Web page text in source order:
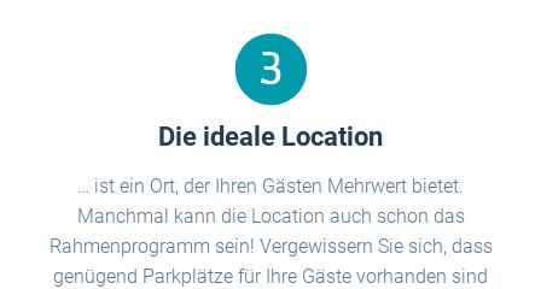
Die ideale Location
… ist ein Ort, der Ihren Gästen Mehrwert bietet.
Manchmal kann die Location auch schon das
Rahmenprogramm sein! Vergewissern Sie sich, dass
genügend Parkplätze für Ihre Gäste vorhanden sind